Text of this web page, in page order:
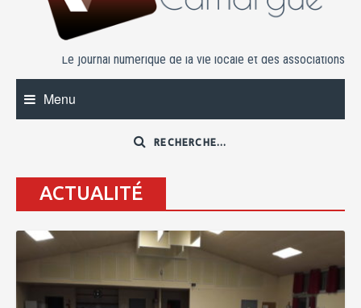
Le journal numérique de la vie locale et des associations
Menu
ACTUALITÉ